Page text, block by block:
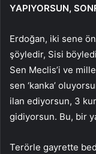
YAPIYORSUN,
Erdoğan, iki sene
şöyledir, Sisi
Sen Meclis’i ve
sen ‘kanka’
ilan ediyorsun, 3
gidiyorsun. Bu, bir
Terörle gayrette